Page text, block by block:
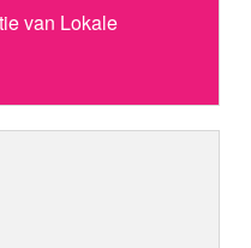
van Lokale